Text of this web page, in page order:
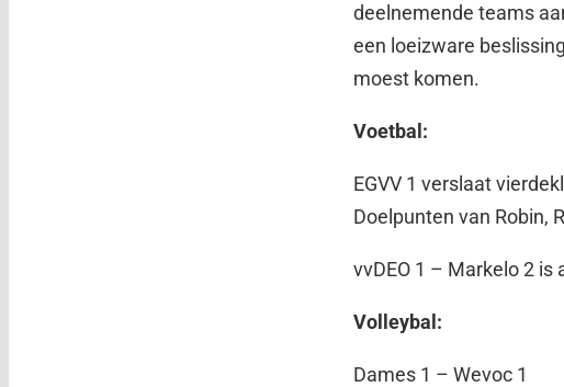
deelnemende teams
een loeizware
moest komen.
Voetbal:
EGVV 1 verslaat
Doelpunten van Robin,
vvDEO‬ 1 – Markelo 2 is
Volleybal:
Dames 1 –